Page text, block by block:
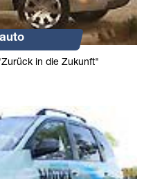
in die Zukunft"